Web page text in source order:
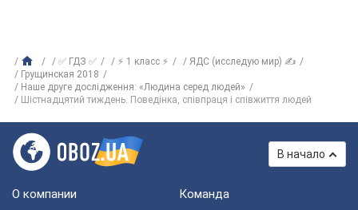
✅ ГДЗ ✅ ⚡ 1 класс ⚡
ЯДС (исследую мир) ✍
Грущинская 2018
Наше друге дослідження: «Людина серед людей»
Шістнадцятий тиждень. Поведінка, співпраця і співжиття людей
В начало
О компании Команда